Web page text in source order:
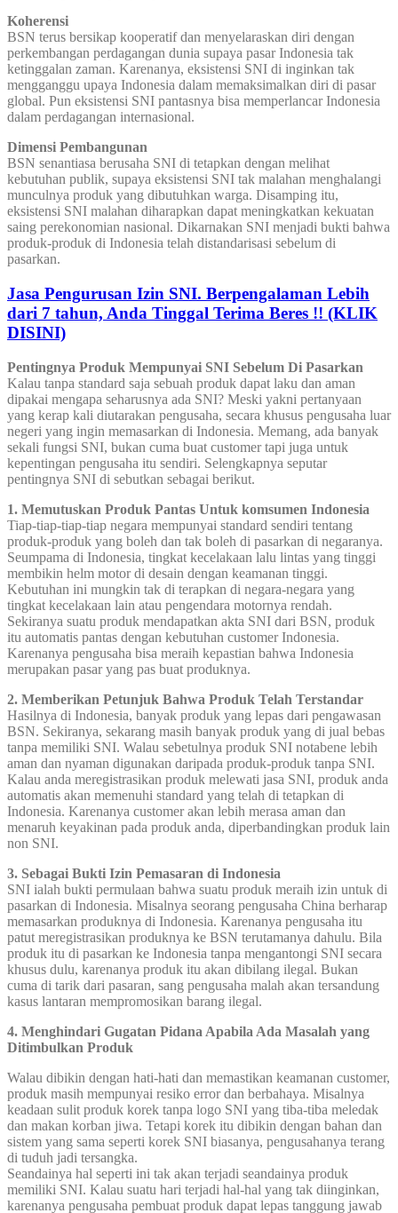
Koherensi
BSN terus bersikap kooperatif dan menyelaraskan diri dengan
perkembangan perdagangan dunia supaya pasar Indonesia tak
ketinggalan zaman. Karenanya, eksistensi SNI di inginkan tak
mengganggu upaya Indonesia dalam memaksimalkan diri di pasar
global. Pun eksistensi SNI pantasnya bisa memperlancar Indonesia
dalam perdagangan internasional.
Dimensi Pembangunan
BSN senantiasa berusaha SNI di tetapkan dengan melihat
kebutuhan publik, supaya eksistensi SNI tak malahan menghalangi
munculnya produk yang dibutuhkan warga. Disamping itu,
eksistensi SNI malahan diharapkan dapat meningkatkan kekuatan
saing perekonomian nasional. Dikarnakan SNI menjadi bukti bahwa
produk-produk di Indonesia telah distandarisasi sebelum di
pasarkan.
Jasa Pengurusan Izin SNI. Berpengalaman Lebih
dari 7 tahun, Anda Tinggal Terima Beres !! (KLIK
DISINI)
Pentingnya Produk Mempunyai SNI Sebelum Di Pasarkan
Kalau tanpa standard saja sebuah produk dapat laku dan aman
dipakai mengapa seharusnya ada SNI? Meski yakni pertanyaan
yang kerap kali diutarakan pengusaha, secara khusus pengusaha luar
negeri yang ingin memasarkan di Indonesia. Memang, ada banyak
sekali fungsi SNI, bukan cuma buat customer tapi juga untuk
kepentingan pengusaha itu sendiri. Selengkapnya seputar
pentingnya SNI di sebutkan sebagai berikut.
1. Memutuskan Produk Pantas Untuk komsumen Indonesia
Tiap-tiap-tiap-tiap negara mempunyai standard sendiri tentang
produk-produk yang boleh dan tak boleh di pasarkan di negaranya.
Seumpama di Indonesia, tingkat kecelakaan lalu lintas yang tinggi
membikin helm motor di desain dengan keamanan tinggi.
Kebutuhan ini mungkin tak di terapkan di negara-negara yang
tingkat kecelakaan lain atau pengendara motornya rendah.
Sekiranya suatu produk mendapatkan akta SNI dari BSN, produk
itu automatis pantas dengan kebutuhan customer Indonesia.
Karenanya pengusaha bisa meraih kepastian bahwa Indonesia
merupakan pasar yang pas buat produknya.
2. Memberikan Petunjuk Bahwa Produk Telah Terstandar
Hasilnya di Indonesia, banyak produk yang lepas dari pengawasan
BSN. Sekiranya, sekarang masih banyak produk yang di jual bebas
tanpa memiliki SNI. Walau sebetulnya produk SNI notabene lebih
aman dan nyaman digunakan daripada produk-produk tanpa SNI.
Kalau anda meregistrasikan produk melewati jasa SNI, produk anda
automatis akan memenuhi standard yang telah di tetapkan di
Indonesia. Karenanya customer akan lebih merasa aman dan
menaruh keyakinan pada produk anda, diperbandingkan produk lain
non SNI.
3. Sebagai Bukti Izin Pemasaran di Indonesia
SNI ialah bukti permulaan bahwa suatu produk meraih izin untuk di
pasarkan di Indonesia. Misalnya seorang pengusaha China berharap
memasarkan produknya di Indonesia. Karenanya pengusaha itu
patut meregistrasikan produknya ke BSN terutamanya dahulu. Bila
produk itu di pasarkan ke Indonesia tanpa mengantongi SNI secara
khusus dulu, karenanya produk itu akan dibilang ilegal. Bukan
cuma di tarik dari pasaran, sang pengusaha malah akan tersandung
kasus lantaran mempromosikan barang ilegal.
4. Menghindari Gugatan Pidana Apabila Ada Masalah yang
Ditimbulkan Produk
Walau dibikin dengan hati-hati dan memastikan keamanan customer,
produk masih mempunyai resiko error dan berbahaya. Misalnya
keadaan sulit produk korek tanpa logo SNI yang tiba-tiba meledak
dan makan korban jiwa. Tetapi korek itu dibikin dengan bahan dan
sistem yang sama seperti korek SNI biasanya, pengusahanya terang
di tuduh jadi tersangka.
Seandainya hal seperti ini tak akan terjadi seandainya produk
memiliki SNI. Kalau suatu hari terjadi hal-hal yang tak diinginkan,
karenanya pengusaha pembuat produk dapat lepas tanggung jawab